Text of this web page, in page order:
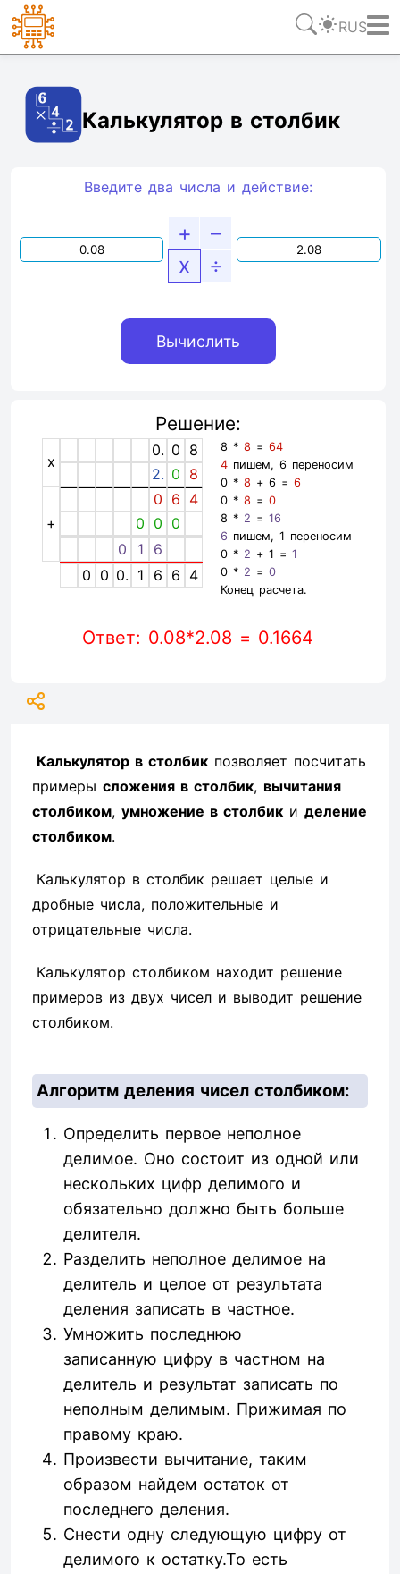
RUS
Калькулятор в столбик
Введите два числа и действие:
+
–
x
÷
Решение:
x
0. 0 8
2. 0 8
+
0 6 4
0 0 0
0
1
6
0 0 0. 1 6 6 4
8 *8 =64
4 пишем, 6 переносим
0 *8 + 6 =6
0 *8 =0
8 * 2 =16
6 пишем, 1 переносим
0 * 2 + 1 =1
0 * 2 =0
Конец расчета.
Ответ: 0.08*2.08 = 0.1664
Калькулятор в столбик позволяет посчитать
примеры сложения в столбик, вычитания
столбиком, умножение в столбик и деление
столбиком.
Калькулятор в столбик решает целые и
дробные числа, положительные и
отрицательные числа.
Калькулятор столбиком находит решение
примеров из двух чисел и выводит решение
столбиком.
Алгоритм деления чисел столбиком:
Определить первое неполное
делимое. Оно состоит из одной или
нескольких цифр делимого и
обязательно должно быть больше
делителя.
Разделить неполное делимое на
делитель и целое от результата
деления записать в частное.
Умножить последнюю
записанную цифру в частном на
делитель и результат записать по
неполным делимым. Прижимая по
правому краю.
Произвести вычитание, таким
образом найдем остаток от
последнего деления.
Снести одну следующую цифру от
делимого к остатку.То есть